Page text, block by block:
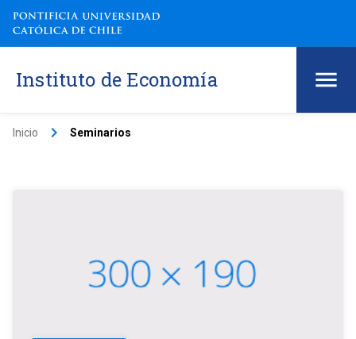
Instituto de Economía
Inicio keyboard_arrow_right Seminarios